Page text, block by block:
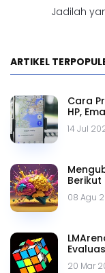
Jadilah
ARTIKEL
Cara
HP,
14 Jul
08 Agu
20 Mar